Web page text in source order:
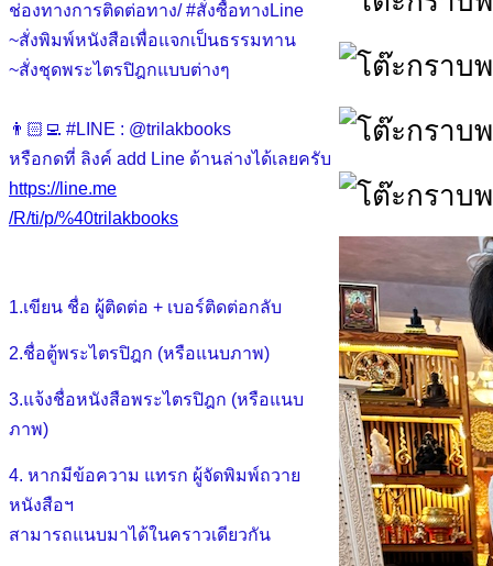
ช่องทางการติดต่อทาง/ #สั่งซื้อทางLine
~สั่งพิมพ์หนังสือเพื่อแจกเป็นธรรมทาน
~สั่งชุดพระไตรปิฎกแบบต่างๆ
👨🏻‍💻 #LINE : @trilakbooks
หรือกดที่ ลิงค์ add Line ด้านล่างได้เลยครับ
https://line.me
/R/ti/p/%40trilakbooks
1.เขียน ชื่อ ผู้ติดต่อ + เบอร์ติดต่อกลับ
2.ชื่อตู้พระไตรปิฎก (หรือแนบภาพ)
3.แจ้งชื่อหนังสือพระไตรปิฎก (หรือแนบ
ภาพ)
4. หากมีข้อความ แทรก ผู้จัดพิมพ์ถวาย
หนังสือฯ
สามารถแนบมาได้ในคราวเดียวกัน